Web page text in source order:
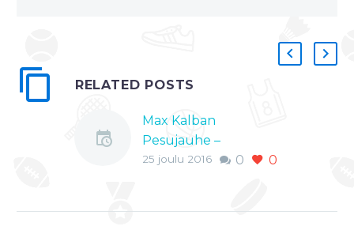
RELATED POSTS
Max Kalban
Pesujauhe –
salibandyn nykytila
0 0
25 joulu 2016